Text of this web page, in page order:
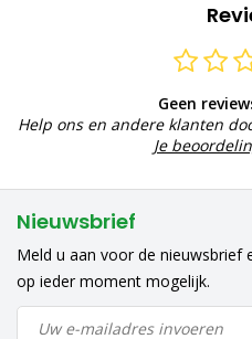
Geen
Help ons en andere klanten
Je
Nieuwsbrief
Meld u aan voor de nieuwsbrief
op ieder moment mogelijk.